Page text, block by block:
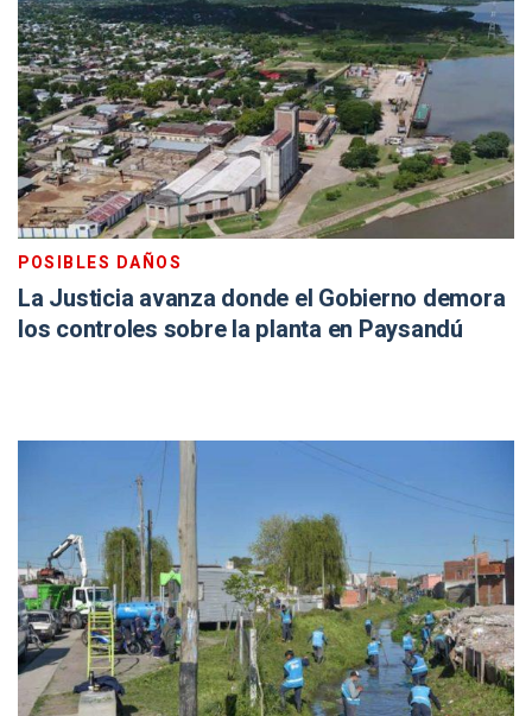
POSIBLES DAÑOS
La Justicia avanza donde el Gobierno demora
los controles sobre la planta en Paysandú